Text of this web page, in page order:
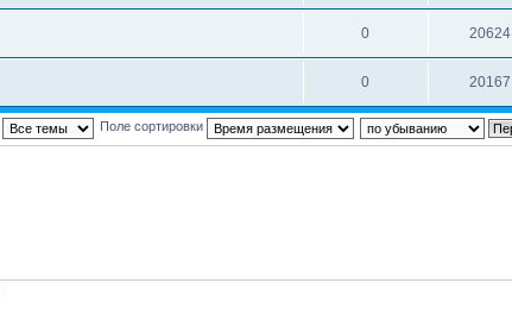
0 20624
0 20167
Поле сортировки